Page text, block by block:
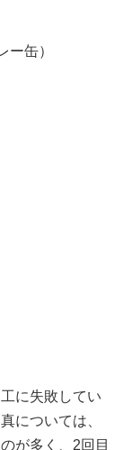
ー缶）
に失敗してい
については、
が多く、2回目